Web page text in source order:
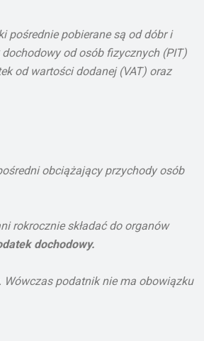
pośrednie pobierane są od dóbr i
od osób fizycznych (PIT)
od wartości dodanej (VAT) oraz
obciążający przychody osób
rokrocznie składać do organów
dochodowy.
podatnik nie ma obowiązku